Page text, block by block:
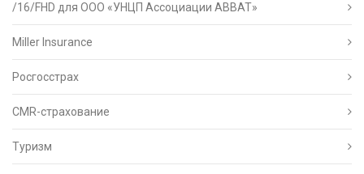
/16/FHD для ООО «УНЦП Ассоциации АВВАТ»
Miller Insurance
Росгосстрах
CMR-страхование
Туризм